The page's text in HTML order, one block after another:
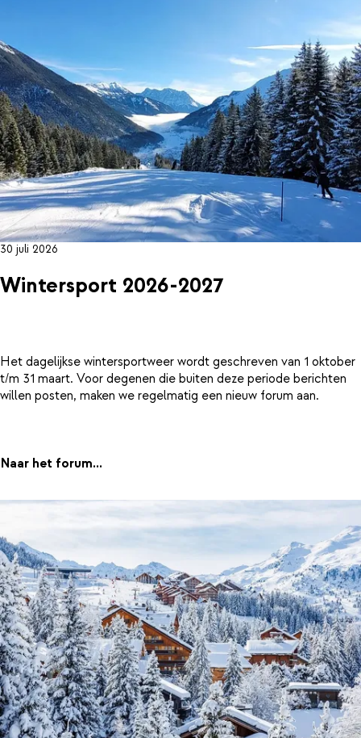
30 juli 2026
Wintersport 2026-2027
Het dagelijkse wintersportweer wordt geschreven van 1 oktober
t/m 31 maart. Voor degenen die buiten deze periode berichten
willen posten, maken we regelmatig een nieuw forum aan.
Naar het forum...